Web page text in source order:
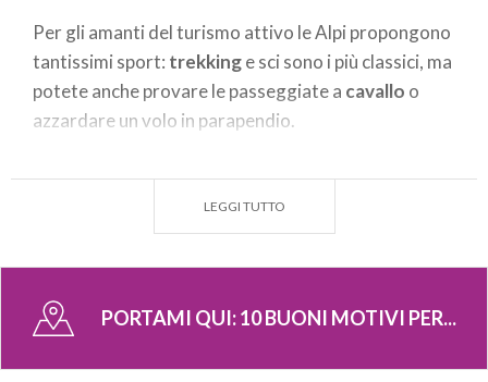
Per gli amanti del turismo attivo le Alpi propongono
tantissimi sport: trekkinge sci sono i più classici, ma
potete anche provare le passeggiate a cavallo o
azzardare un volo in parapendio.
A Monza potreste venire in occasione di un gran
LEGGI TUTTO
PORTAMI QUI:10 BUONI MOTIVI PER...